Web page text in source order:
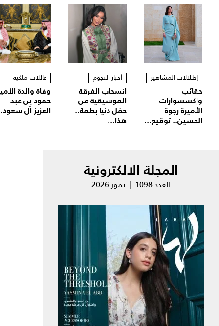
إطلالات المشاهير
حقائب
وإكسسوارات
الأميرة رجوة
الحسين.. توقيع...
أخبار النجوم
انسحاب الفرقة
الموسيقية من
حفل دنيا بطمة..
هذا...
عائلات ملكية
وفاة والدة
حمود بن عبد
العزيز آل
المجلة الالكترونية
العدد 1098 | تموز 2026